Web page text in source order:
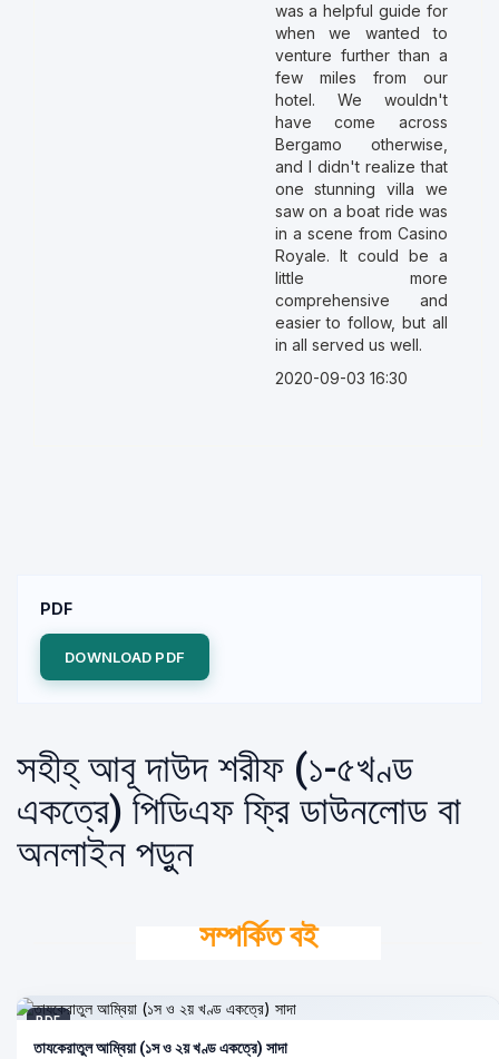
was a helpful guide for
when we wanted to
venture further than a
few miles from our
hotel. We wouldn't
have come across
Bergamo otherwise,
and I didn't realize that
one stunning villa we
saw on a boat ride was
in a scene from Casino
Royale. It could be a
little more
comprehensive and
easier to follow, but all
in all served us well.
2020-09-03 16:30
PDF
DOWNLOAD PDF
সহীহ্ আবূ দাউদ শরীফ (১-৫খণ্ড
একত্রে) পিডিএফ ফ্রি ডাউনলোড বা
অনলাইন পড়ুন
সম্পর্কিত বই
PDF
তাযকেরাতুল আম্বিয়া (১স ও ২য় খণ্ড একত্রে) সাদা